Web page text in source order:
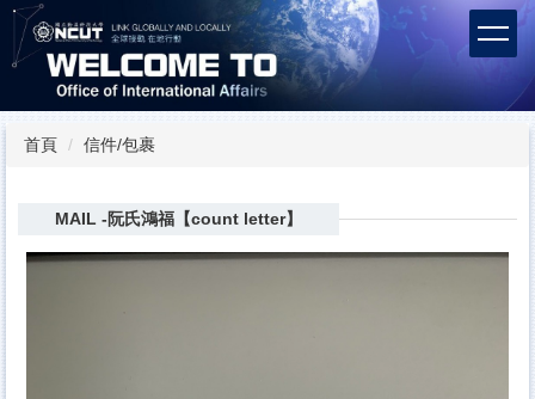
跳
到
主
內
容首頁 信件/包裹
MAIL -阮氏鴻福【count letter】